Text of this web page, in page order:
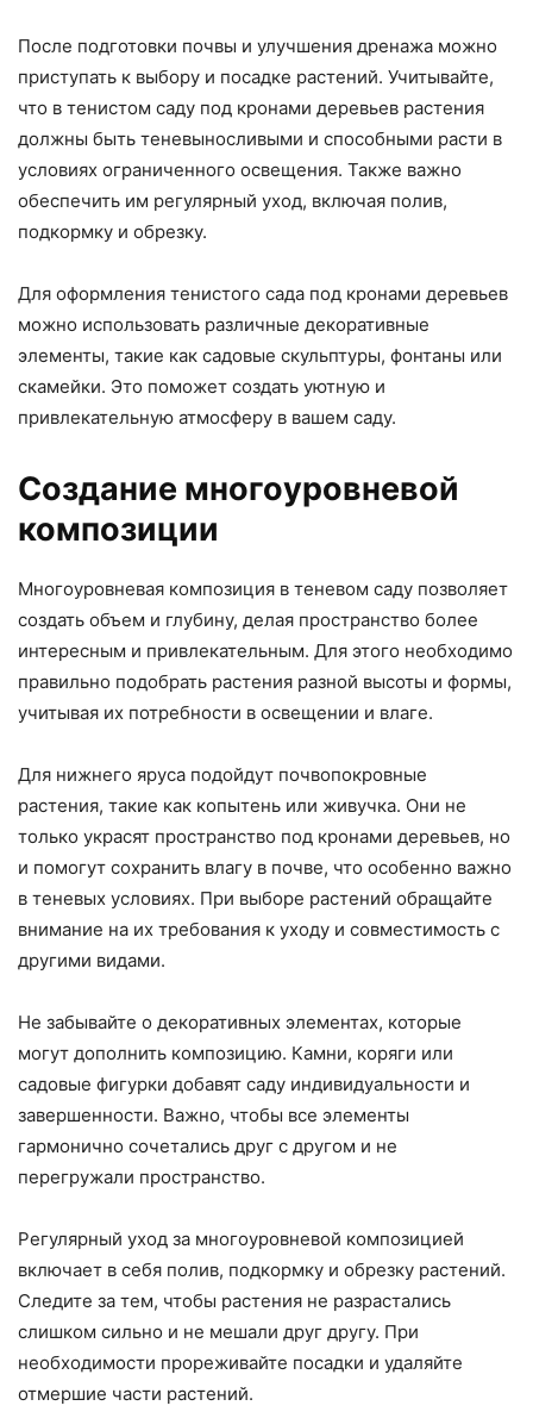
После подготовки почвы и улучшения дренажа можно
приступать к выбору и посадке растений. Учитывайте,
что в тенистом саду под кронами деревьев растения
должны быть теневыносливыми и способными расти в
условиях ограниченного освещения. Также важно
обеспечить им регулярный уход, включая полив,
подкормку и обрезку.
Для оформления тенистого сада под кронами деревьев
можно использовать различные декоративные
элементы, такие как садовые скульптуры, фонтаны или
скамейки. Это поможет создать уютную и
привлекательную атмосферу в вашем саду.
Создание многоуровневой
композиции
Многоуровневая композиция в теневом саду позволяет
создать объем и глубину, делая пространство более
интересным и привлекательным. Для этого необходимо
правильно подобрать растения разной высоты и формы,
учитывая их потребности в освещении и влаге.
Для нижнего яруса подойдут почвопокровные
растения, такие как копытень или живучка. Они не
только украсят пространство под кронами деревьев, но
и помогут сохранить влагу в почве, что особенно важно
в теневых условиях. При выборе растений обращайте
внимание на их требования к уходу и совместимость с
другими видами.
Не забывайте о декоративных элементах, которые
могут дополнить композицию. Камни, коряги или
садовые фигурки добавят саду индивидуальности и
завершенности. Важно, чтобы все элементы
гармонично сочетались друг с другом и не
перегружали пространство.
Регулярный уход за многоуровневой композицией
включает в себя полив, подкормку и обрезку растений.
Следите за тем, чтобы растения не разрастались
слишком сильно и не мешали друг другу. При
необходимости прореживайте посадки и удаляйте
отмершие части растений.